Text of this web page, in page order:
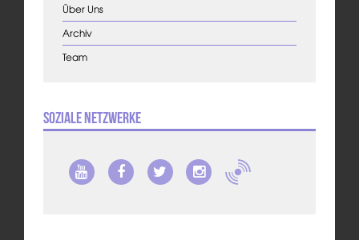
Über Uns
Archiv
Team
Soziale Netzwerke